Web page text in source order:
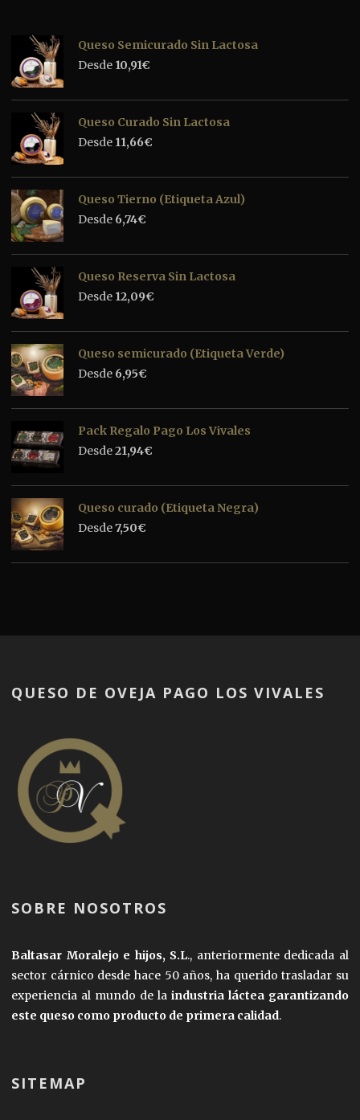
Queso Semicurado Sin Lactosa
Desde 10,91€
Queso Curado Sin Lactosa
Desde 11,66€
Queso Tierno (Etiqueta Azul)
Desde 6,74€
Queso Reserva Sin Lactosa
Desde 12,09€
Queso semicurado (Etiqueta Verde)
Desde 6,95€
Pack Regalo Pago Los Vivales
Desde21,94€
Queso curado (Etiqueta Negra)
Desde7,50€
QUESO DE OVEJA PAGO LOS VIVALES
SOBRE NOSOTROS
Baltasar Moralejo e hijos, S.L., anteriormente dedicada al
sector cárnico desde hace 50 años, ha querido trasladar su
experiencia al mundo de la industria láctea garantizando
este queso como producto de primera calidad.
SITEMAP